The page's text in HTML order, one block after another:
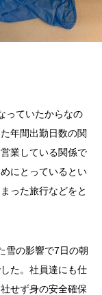
っていたからなの
年間出勤日数の関
業している関係で
にとっているとい
った旅行などをと
雪の影響で7日の朝
た。社員達にも仕
せず身の安全確保